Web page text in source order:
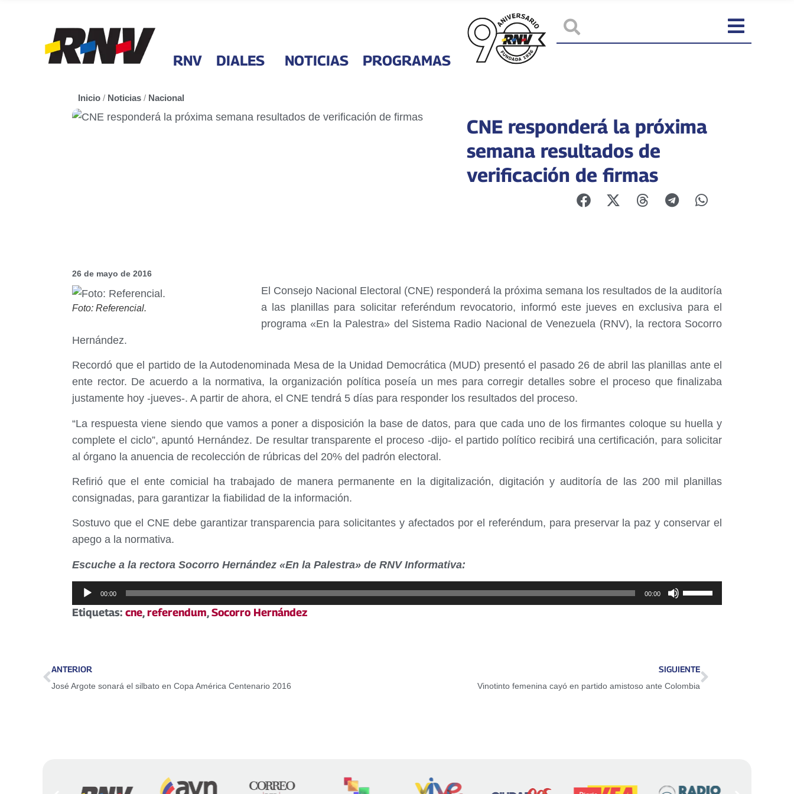
RNV DIALES NOTICIAS PROGRAMAS
Inicio / Noticias / Nacional
CNE responderá la próxima
semana resultados de
verificación de firmas
26 de mayo de 2016
Foto: Referencial.
El Consejo Nacional Electoral (CNE) responderá la próxima semana los resultados de la auditoría
a las planillas para solicitar referéndum revocatorio, informó este jueves en exclusiva para el
programa «En la Palestra» del Sistema Radio Nacional de Venezuela (RNV), la rectora Socorro
Hernández.
Recordó que el partido de la Autodenominada Mesa de la Unidad Democrática (MUD) presentó el pasado 26 de abril las planillas ante el
ente rector. De acuerdo a la normativa, la organización política poseía un mes para corregir detalles sobre el proceso que finalizaba
justamente hoy -jueves-. A partir de ahora, el CNE tendrá 5 días para responder los resultados del proceso.
“La respuesta viene siendo que vamos a poner a disposición la base de datos, para que cada uno de los firmantes coloque su huella y
complete el ciclo”, apuntó Hernández. De resultar transparente el proceso -dijo- el partido político recibirá una certificación, para solicitar
al órgano la anuencia de recolección de rúbricas del 20% del padrón electoral.
Refirió que el ente comicial ha trabajado de manera permanente en la digitalización, digitación y auditoría de las 200 mil planillas
consignadas, para garantizar la fiabilidad de la información.
Sostuvo que el CNE debe garantizar transparencia para solicitantes y afectados por el referéndum, para preservar la paz y conservar el
apego a la normativa.
Escuche a la rectora Socorro Hernández «En la Palestra» de RNV Informativa:
Reproductor
de
audio
00:00 00:00
Utiliza
las
arriba/abajo
para
Etiquetas: cne,referendum,Socorro Hernández
ANTERIOR
José Argote sonará el silbato en Copa América Centenario 2016
SIGUIENTE
Vinotinto femenina cayó en partido amistoso ante Colombia